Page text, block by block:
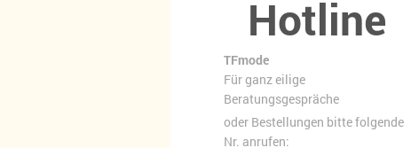
Hotline
TFmode
Für ganz eilige
Beratungsgespräche
oder Bestellungen bitte folgende
Nr. anrufen: